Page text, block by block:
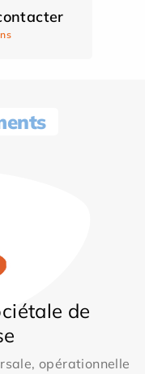
de
opérationnelle